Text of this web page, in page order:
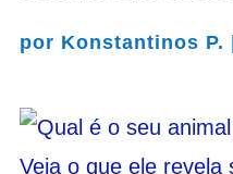
por Konstantinos P.